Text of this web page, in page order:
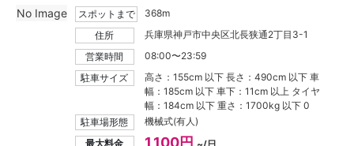
スポットまで
368m
住所
兵庫県神戸市中央区北長狭通2丁目3-1
営業時間
08:00〜23:59
駐車サイズ
高さ：155cm 以下 長さ：490cm 以下 車
幅：185cm 以下 車下：11cm 以上 タイヤ
幅：184cm 以下 重さ：1700kg 以下 0
駐車場形態
機械式(有人)
最大料金
No Image